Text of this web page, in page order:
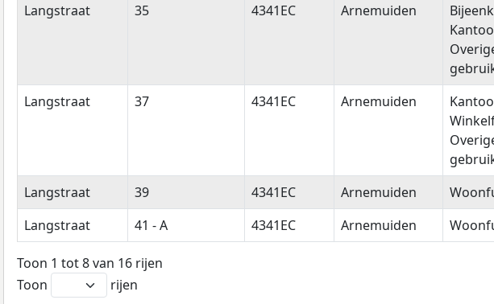
Langstraat 35 4341EC Arnemuiden
Langstraat 37 4341EC Arnemuiden
Langstraat 39 4341EC Arnemuiden
Langstraat
41 - A 4341EC Arnemuiden
Toon 1 tot 8 van 16 rijen
Toon
rijen